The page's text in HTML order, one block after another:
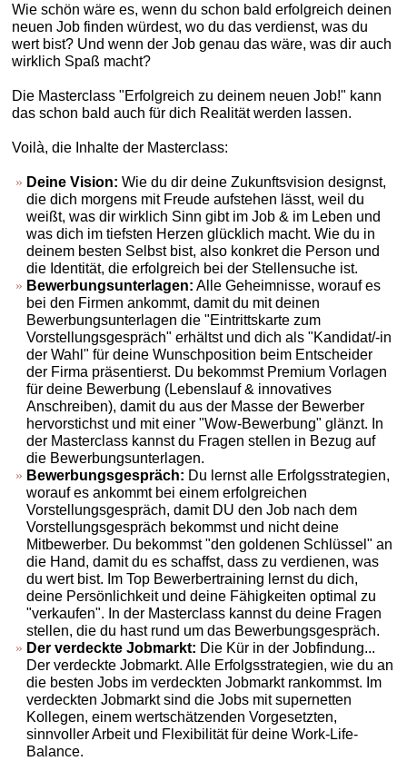
Wie schön wäre es, wenn du schon bald erfolgreich deinen
neuen Job finden würdest, wo du das verdienst, was du
wert bist? Und wenn der Job genau das wäre, was dir auch
wirklich Spaß macht?
Die Masterclass "Erfolgreich zu deinem neuen Job!" kann
das schon bald auch für dich Realität werden lassen.
Voilà, die Inhalte der Masterclass:
Deine Vision: Wie du dir deine Zukunftsvision designst,
die dich morgens mit Freude aufstehen lässt, weil du
weißt, was dir wirklich Sinn gibt im Job & im Leben und
was dich im tiefsten Herzen glücklich macht. Wie du in
deinem besten Selbst bist, also konkret die Person und
die Identität, die erfolgreich bei der Stellensuche ist.
Bewerbungsunterlagen: Alle Geheimnisse, worauf es
bei den Firmen ankommt, damit du mit deinen
Bewerbungsunterlagen die "Eintrittskarte zum
Vorstellungsgespräch" erhältst und dich als "Kandidat/-in
der Wahl" für deine Wunschposition beim Entscheider
der Firma präsentierst. Du bekommst Premium Vorlagen
für deine Bewerbung (Lebenslauf & innovatives
Anschreiben), damit du aus der Masse der Bewerber
hervorstichst und mit einer "Wow-Bewerbung" glänzt. In
der Masterclass kannst du Fragen stellen in Bezug auf
die Bewerbungsunterlagen.
Bewerbungsgespräch: Du lernst alle Erfolgsstrategien,
worauf es ankommt bei einem erfolgreichen
Vorstellungsgespräch, damit DU den Job nach dem
Vorstellungsgespräch bekommst und nicht deine
Mitbewerber. Du bekommst "den goldenen Schlüssel" an
die Hand, damit du es schaffst, dass zu verdienen, was
du wert bist. Im Top Bewerbertraining lernst du dich,
deine Persönlichkeit und deine Fähigkeiten optimal zu
"verkaufen". In der Masterclass kannst du deine Fragen
stellen, die du hast rund um das Bewerbungsgespräch.
Der verdeckte Jobmarkt: Die Kür in der Jobfindung...
Der verdeckte Jobmarkt. Alle Erfolgsstrategien, wie du an
die besten Jobs im verdeckten Jobmarkt rankommst. Im
verdeckten Jobmarkt sind die Jobs mit supernetten
Kollegen, einem wertschätzenden Vorgesetzten,
sinnvoller Arbeit und Flexibilität für deine Work-Life-
Balance.